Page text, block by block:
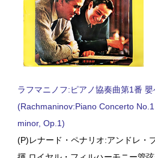
ラフマニノフ:ピアノ協奏曲第1番
(Rachmaninov:Piano Concerto
minor, Op.1)
(P)レナード・ペナリオ:アンドレ・